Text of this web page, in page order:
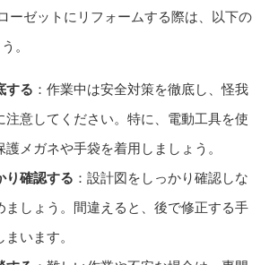
ーゼットにリフォームする際は、以下の
。
する ：作業中は安全対策を徹底し、怪我
注意してください。特に、電動工具を使
メガネや手袋を着用しましょう。
り確認する ：設計図をしっかり確認しな
ましょう。間違えると、後で修正する手
います。